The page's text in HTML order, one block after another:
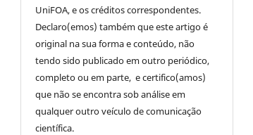
UniFOA, e os créditos correspondentes.
Declaro(emos) também que este artigo é
original na sua forma e conteúdo, não
tendo sido publicado em outro periódico,
completo ou em parte, e certifico(amos)
que não se encontra sob análise em
qualquer outro veículo de comunicação
científica.